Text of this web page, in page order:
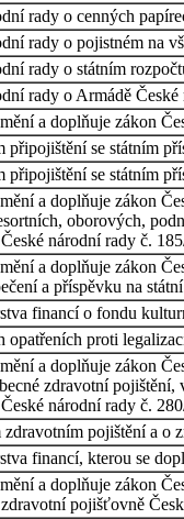
rady o cenných
rady o pojistném na
rady o státním
rady o Armádě
a doplňuje zákon
připojištění se státním
připojištění se státním
a doplňuje zákon
oborových,
národní rady č.
a doplňuje zákon
a příspěvku na
financí o fondu
opatřeních proti
a doplňuje zákon
zdravotní
národní rady č.
pojištění a o
financí, kterou se
a doplňuje zákon
pojišťovně